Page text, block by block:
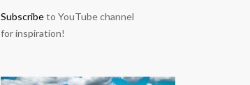
Subscribeto YouTube channel
for inspiration!